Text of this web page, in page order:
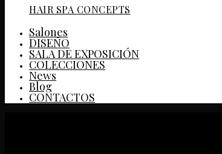
HAIR SPA CONCEPTS
Salones
DISEÑO
SALA DE EXPOSICIÓN
COLECCIONES
News
Blog
CONTACTOS